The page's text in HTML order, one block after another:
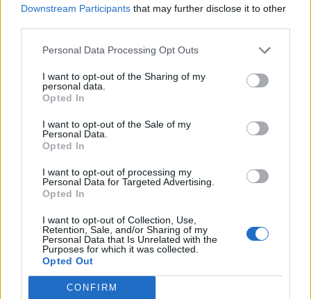
Downstream Participants that may further disclose it to other
Personal Data Processing Opt Outs
I want to opt-out of the Sharing of my
personal data.
Opted In
I want to opt-out of the Sale of my
Personal Data.
Opted In
I want to opt-out of processing my
Personal Data for Targeted Advertising.
Opted In
I want to opt-out of Collection, Use,
Retention, Sale, and/or Sharing of my
Personal Data that Is Unrelated with the
Purposes for which it was collected.
Opted Out
CONFIRM
2026. augusztus 06., csütörtök
Nyírfásban bukkantak rá egy
kannabiszültetvényre
Háromszéken